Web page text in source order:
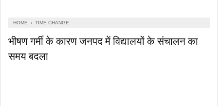
HOME ›TIME CHANGE
भीषण गर्मी के कारण जनपद में विद्यालयों के संचालन का
समय बदला